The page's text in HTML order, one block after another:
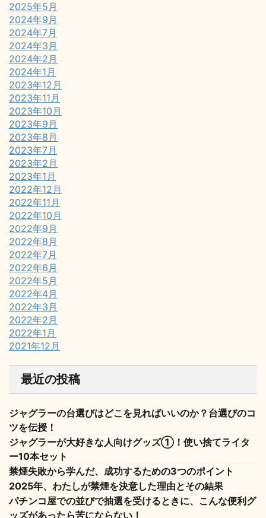
2025年5月
2024年9月
2024年7月
2024年3月
2024年2月
2024年1月
2023年12月
2023年11月
2023年10月
2023年9月
2023年8月
2023年7月
2023年2月
2023年1月
2022年12月
2022年11月
2022年10月
2022年9月
2022年8月
2022年7月
2022年6月
2022年5月
2022年4月
2022年3月
2022年2月
2022年1月
2021年12月
最近の投稿
ジャグラーの台選びはどこを見ればいいのか？台選びのコ
ツを伝授！
ジャグラーが大好きな人向けグッズ①！使い捨てライタ
ー10本セット
禁煙失敗から学んだ、成功するための3つのポイント
2025年、わたしが禁煙を決意した理由とその結果
パチンコ屋での並びで抽選を受けるときに、こんな便利グ
ッズがあったら苦にならない！